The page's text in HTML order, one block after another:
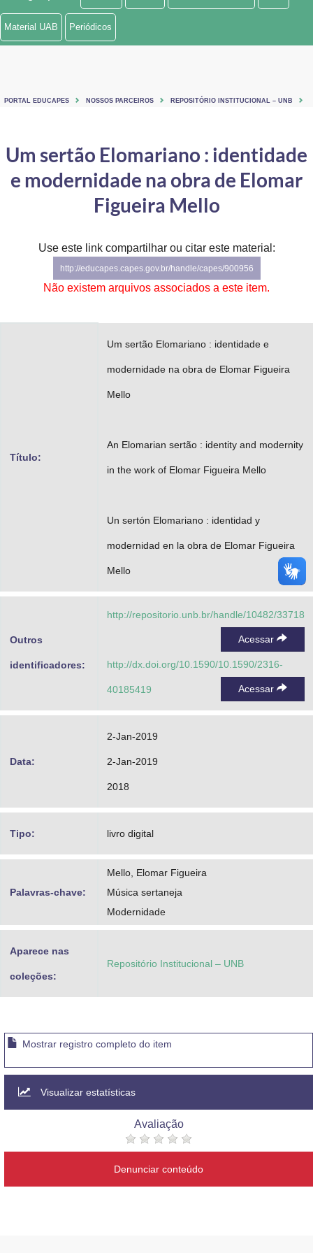
Ministério de Minas e Energia
Controladoria-Geral da União
Ministério da Mulher, da Família e dos Direitos Humanos
Secretaria de Governo
Gabinete de Segurança Institucional
Material UAB Periódicos
PORTAL EDUCAPES NOSSOS PARCEIROS REPOSITÓRIO INSTITUCIONAL – UNB
Um sertão Elomariano : identidade
e modernidade na obra de Elomar
Figueira Mello
Use este link compartilhar ou citar este material:
http://educapes.capes.gov.br/handle/capes/900956
Não existem arquivos associados a este item.
Título:
Um sertão Elomariano : identidade e
modernidade na obra de Elomar Figueira
Mello
An Elomarian sertão : identity and modernity
in the work of Elomar Figueira Mello
Un sertón Elomariano : identidad y
modernidad en la obra de Elomar Figueira
Mello
Outros
identificadores:
http://repositorio.unb.br/handle/10482/33718
Acessar
http://dx.doi.org/10.1590/10.1590/2316-
40185419 Acessar
Data:
2-Jan-2019
2-Jan-2019
2018
Tipo: livro digital
Palavras-chave:
Mello, Elomar Figueira
Música sertaneja
Modernidade
Aparece nas
coleções:
Repositório Institucional – UNB
Mostrar registro completo do item
Visualizar estatísticas
Avaliação
Denunciar conteúdo